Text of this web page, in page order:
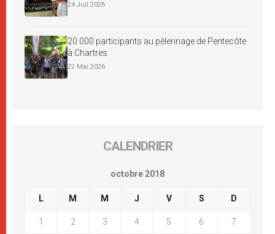
24 Juil 2026
20 000 participants au pèlerinage de Pentecôte
à Chartres
22 Mai 2026
CALENDRIER
octobre 2018
L M M J V S D
1 2 3 4 5 6 7